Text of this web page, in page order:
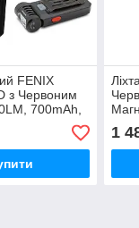
FENIX
з Червоним
700mAh,
Магніт,
AA
144
1